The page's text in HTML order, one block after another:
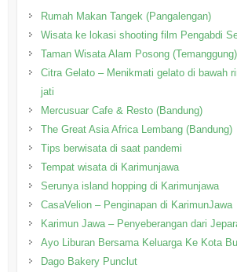
Rumah Makan Tangek (Pangalengan)
Wisata ke lokasi shooting film Pengabdi
Taman Wisata Alam Posong (Temanggung)
Citra Gelato – Menikmati gelato di bawah
jati
Mercusuar Cafe & Resto (Bandung)
The Great Asia Africa Lembang (Bandung)
Tips berwisata di saat pandemi
Tempat wisata di Karimunjawa
Serunya island hopping di Karimunjawa
CasaVelion – Penginapan di KarimunJawa
Karimun Jawa – Penyeberangan dari
Ayo Liburan Bersama Keluarga Ke Kota
Dago Bakery Punclut